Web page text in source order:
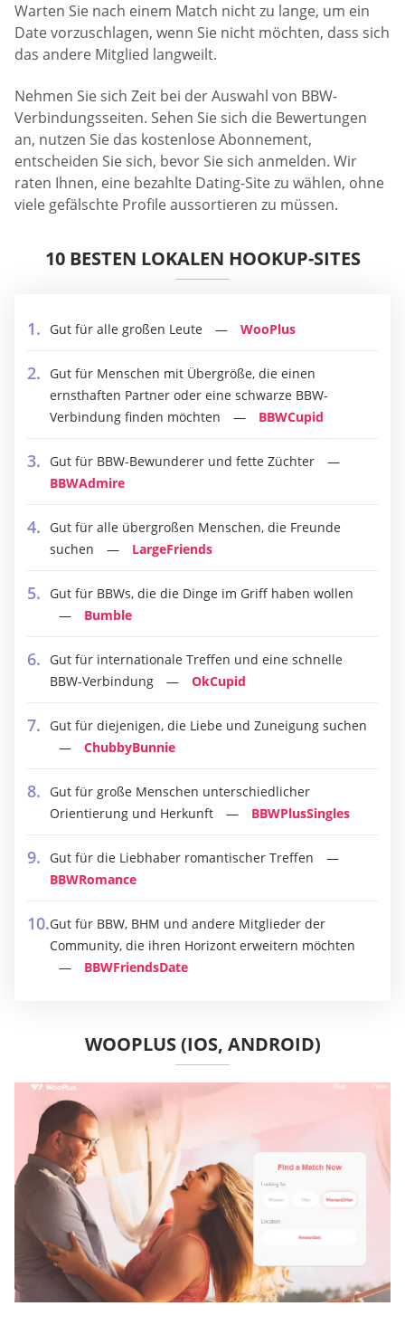
Warten Sie nach einem Match nicht zu lange, um ein
Date vorzuschlagen, wenn Sie nicht möchten, dass sich
das andere Mitglied langweilt.
Nehmen Sie sich Zeit bei der Auswahl von BBW-
Verbindungsseiten. Sehen Sie sich die Bewertungen
an, nutzen Sie das kostenlose Abonnement,
entscheiden Sie sich, bevor Sie sich anmelden. Wir
raten Ihnen, eine bezahlte Dating-Site zu wählen, ohne
viele gefälschte Profile aussortieren zu müssen.
10 BESTEN LOKALEN HOOKUP-SITES
Gut für alle großen Leute WooPlus
Gut für Menschen mit Übergröße, die einen
ernsthaften Partner oder eine schwarze BBW-
Verbindung finden möchten
BBWCupid
Gut für BBW-Bewunderer und fette Züchter
BBWAdmire
Gut für alle übergroßen Menschen, die Freunde
suchen
LargeFriends
Gut für BBWs, die die Dinge im Griff haben wollen
Bumble
Gut für internationale Treffen und eine schnelle
BBW-Verbindung
OkCupid
Gut für diejenigen, die Liebe und Zuneigung suchen
ChubbyBunnie
Gut für große Menschen unterschiedlicher
Orientierung und Herkunft
BBWPlusSingles
Gut für die Liebhaber romantischer Treffen
BBWRomance
Gut für BBW, BHM und andere Mitglieder der
Community, die ihren Horizont erweitern möchten
BBWFriendsDate
WOOPLUS (IOS, ANDROID)